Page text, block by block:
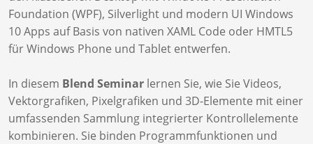
Foundation (WPF), Silverlight und modern UI Windows
10 Apps auf Basis von nativen XAML Code oder HMTL5
für Windows Phone und Tablet entwerfen.
In diesem Blend Seminar lernen Sie, wie Sie Videos,
Vektorgrafiken, Pixelgrafiken und 3D-Elemente mit einer
umfassenden Sammlung integrierter Kontrollelemente
kombinieren. Sie binden Programmfunktionen und